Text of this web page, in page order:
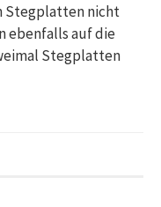
Stegplatten nicht
ebenfalls auf die
Stegplatten